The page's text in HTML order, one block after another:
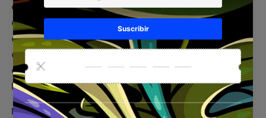
quebradizos, está formulado con miel, que
aporta suavidad, y aceite de semilla de
cáñamo, que estimula la producción de
queratina para favorecer el crecimiento del
cabello, prevenir la rotura y restaurar la
hidratación y el equilibrio natural.
Modo de uso: aplicar sobre el cabello mojado,